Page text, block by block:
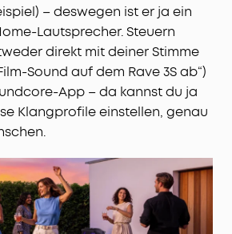
– deswegen ist er ja ein
Lautsprecher. Steuern
direkt mit deiner Stimme
Sound auf dem Rave 3S ab“)
App – da kannst du ja
Klangprofile einstellen, genau